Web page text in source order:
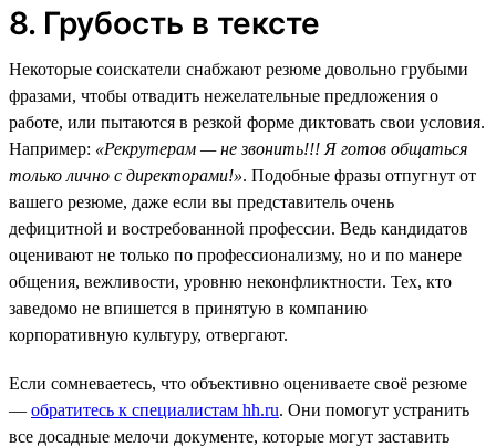
8. Грубость в тексте
Некоторые соискатели снабжают резюме довольно грубыми
фразами, чтобы отвадить нежелательные предложения о
работе, или пытаются в резкой форме диктовать свои условия.
Например: «Рекрутерам — не звонить!!! Я готов общаться
только лично с директорами!». Подобные фразы отпугнут от
вашего резюме, даже если вы представитель очень
дефицитной и востребованной профессии. Ведь кандидатов
оценивают не только по профессионализму, но и по манере
общения, вежливости, уровню неконфликтности. Тех, кто
заведомо не впишется в принятую в компанию
корпоративную культуру, отвергают.
Если сомневаетесь, что объективно оцениваете своё резюме
— обратитесь к специалистам hh.ru. Они помогут устранить
все досадные мелочи документе, которые могут заставить